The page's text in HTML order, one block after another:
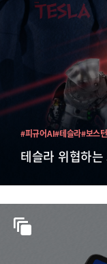
테슬라 위협하는
#피규어AI#테슬라#보스